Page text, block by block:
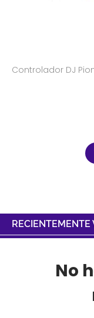
Controlador DJ
RECIENTEMENTE
No